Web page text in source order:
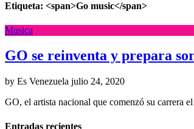
Etiqueta: <span>Go music</span>
Musica
GO se reinventa y prepara
by Es Venezuela julio 24, 2020
GO, el artista nacional que comenzó su carrera
Entradas recientes